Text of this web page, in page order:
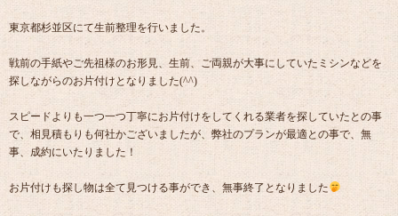
東京都杉並区にて生前整理を行いました。
戦前の手紙やご先祖様のお形見、生前、ご両親が大事にしていたミシンなどを
探しながらのお片付けとなりました(^^)
スピードよりも一つ一つ丁寧にお片付けをしてくれる業者を探していたとの事
で、相見積もりも何社かございましたが、弊社のプランが最適との事で、無
事、成約にいたりました！
お片付けも探し物は全て見つける事ができ、無事終了となりました